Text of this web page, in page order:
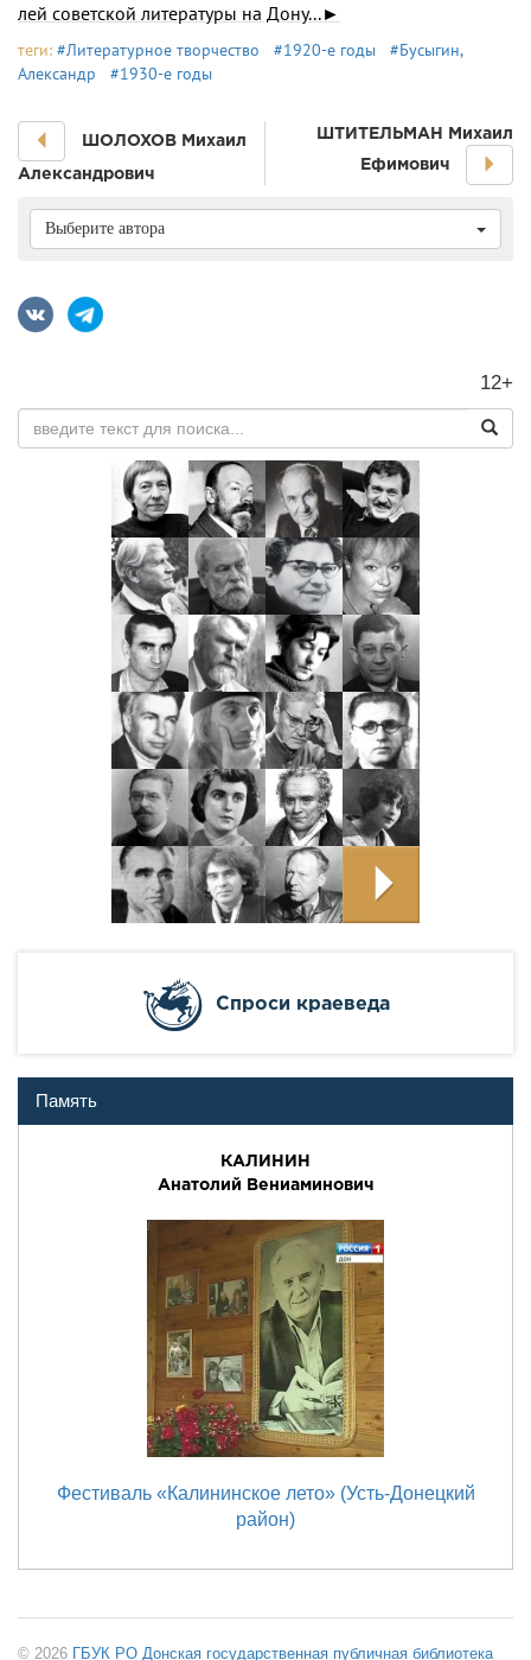
лей советской литературы на Дону...►
теги: #Литературное творчество #1920-е годы
#Бусыгин,
Александр
#1930-е годы
ШОЛОХОВ Михаил
Александрович
ШТИТЕЛЬМАН Михаил
Ефимович
Выберите автора
12+
Cпроси краеведа
Память
КАЛИНИН
Анатолий Вениаминович
Фестиваль «Калининское лето» (Усть-Донецкий
район)
© 2026 ГБУК РО Донская государственная публичная библиотека